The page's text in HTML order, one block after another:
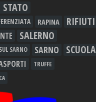
RAPINA RIFIUTI
SALERNO
SARNO SARNO SCUOLA
TRUFFE